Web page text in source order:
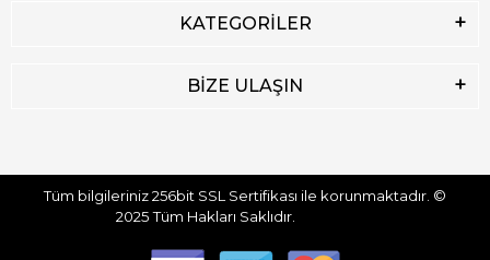
KATEGORİLER
BİZE ULAŞIN
Tüm bilgileriniz 256bit SSL Sertifikası ile korunmaktadır. ©
2025Tüm Hakları Saklıdır.